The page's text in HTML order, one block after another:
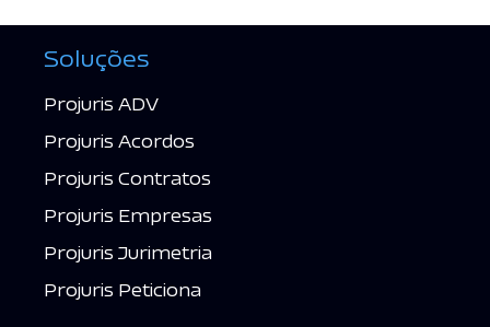
Soluções
Projuris ADV
Projuris Acordos
Projuris Contratos
Projuris Empresas
Projuris Jurimetria
Projuris Peticiona